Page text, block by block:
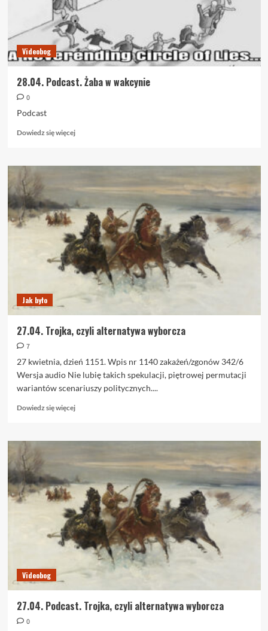
Videobog
28.04. Podcast. Żaba w wakcynie
0
Podcast
Dowiedz się więcejDowiedz
o
Podcast.
Żaba
w
wakcynie
Jak było
27.04. Trojka, czyli alternatywa wyborcza
7
27 kwietnia, dzień 1151. Wpis nr 1140 zakażeń/zgonów 342/6
Wersja audio Nie lubię takich spekulacji, piętrowej permutacji
wariantów scenariuszy politycznych....
Dowiedz się więcejDowiedz
o
Trojka,
czyli
alternatywa
wyborcza
Videobog
27.04. Podcast. Trojka, czyli alternatywa wyborcza
0